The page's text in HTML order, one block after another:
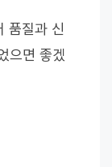
품질과 신
으면 좋겠